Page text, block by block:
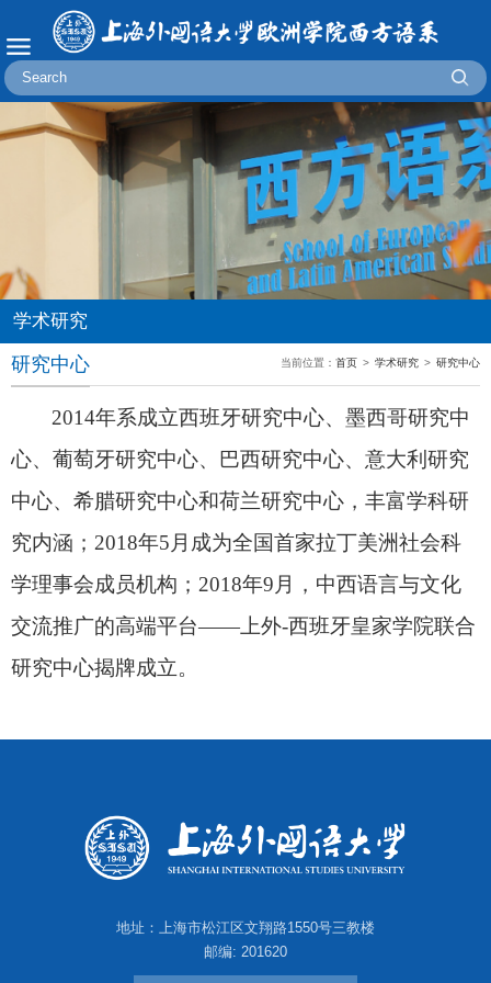
学术研究
当前位置： 首页 > 学术研究 > 研究中心
研究中心
2014年系成立西班牙研究中心、墨西哥研究中
心、葡萄牙研究中心、巴西研究中心、意大利研究
中心、希腊研究中心和荷兰研究中心，丰富学科研
究内涵； 2018年5 月成为全国首家拉丁美洲社会科
学理事会成员机构； 2018年9 月，中西语言与文化
交流推广的高端平台——上外-西班牙皇家学院联合
研究中心揭牌成立。
地址：上海市松江区文翔路1550号三教楼
邮编: 201620